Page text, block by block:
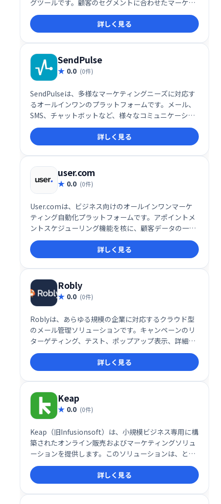
グツールです。顧客のセグメントに合わせたマーケテ
ィングアプローチが可能です。Makeshopとの連携が
できます。
詳しく見る
SendPulse
0.0 (0件)
SendPulseは、多様なマーケティングニーズに対応す
るオールインワンのプラットフォームです。メール、
SMS、チャットボットなど、様々なコミュニケーショ
ンチャネルを活用したマーケティングキャンペーンを
効率的に実行できます。ユーザーフレンドリーなイン
ターフェースで、初心者にも簡単に利用可能。顧客エ
ンゲージメントを高め、ビジネス成長を促進します。
詳細な分析機能も搭載し、効果測定も容易です。
詳しく見る
user.com
0.0 (0件)
User.comは、ビジネス向けのオールインワンマーケ
ティング自動化プラットフォームです。アポイントメ
ントスケジューリング機能を核に、顧客データの一元
管理でエンゲージメントとコンバージョン率向上を実
現します。様々なコミュニケーションチャネルを統合
し、効率的な顧客接点を促進。予約スケジュールの最
適化で、ビジネス成長を支援します。
詳しく見る
Robly
0.0 (0件)
Roblyは、あらゆる規模の企業に対応するクラウド型
のメール管理ソリューションです。キャンペーンのリ
ターゲティング、テスト、ポップアップ表示、詳細な
レポート作成など、効果的なメールマーケティングに
必要な機能を備えています。効率的なメール運用で顧
客エンゲージメントを高め、ビジネス成長を支援しま
す。
詳しく見る
Keap
0.0 (0件)
Keap（旧Infusionsoft）は、小規模ビジネス専用に構
築されたオンライン販売およびマーケティングソリュ
ーションを提供します。このソリューションは、とり
わけ、見込み顧客の発掘、マーケティングの自動化、
メールとソーシャルメディアのエンゲージメント、見
込み客の追跡などの堅牢な機能を提供します。
詳しく見る